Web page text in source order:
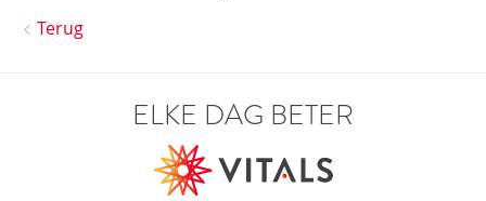
Terug
ELKE DAG BETER